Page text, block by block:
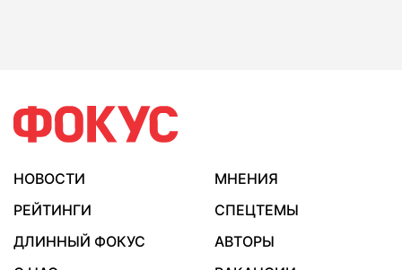
НОВОСТИ
МНЕНИЯ
РЕЙТИНГИ
СПЕЦТЕМЫ
ДЛИННЫЙ ФОКУС
АВТОРЫ